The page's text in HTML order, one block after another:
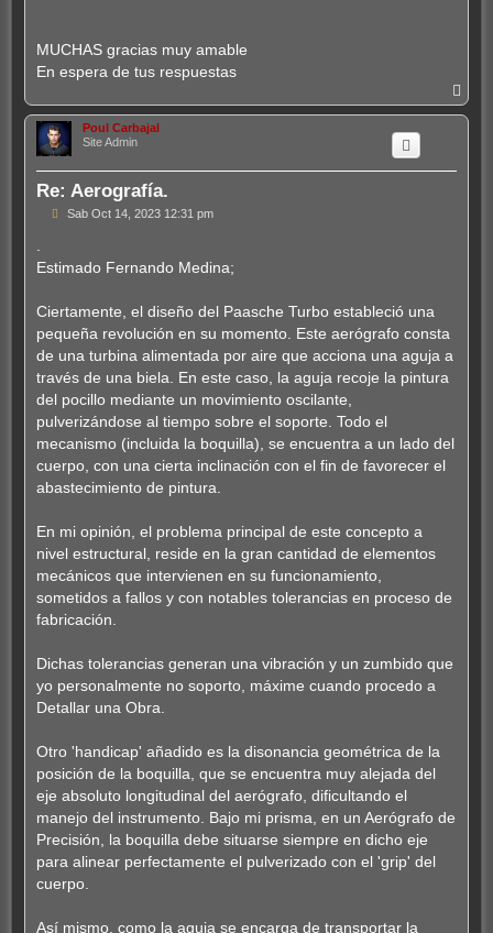
MUCHAS gracias muy amable
En espera de tus respuestas
r
r
Poul Carbajal
Site Admin
Re: Aerografía.
M
a
Sab Oct 14, 2023 12:31 pm
Estimado Fernando Medina;
Ciertamente, el diseño del Paasche Turbo estableció una
pequeña revolución en su momento. Este aerógrafo consta
de una turbina alimentada por aire que acciona una aguja a
través de una biela. En este caso, la aguja recoje la pintura
del pocillo mediante un movimiento oscilante,
pulverizándose al tiempo sobre el soporte. Todo el
mecanismo (incluida la boquilla), se encuentra a un lado del
cuerpo, con una cierta inclinación con el fin de favorecer el
abastecimiento de pintura.
En mi opinión, el problema principal de este concepto a
nivel estructural, reside en la gran cantidad de elementos
mecánicos que intervienen en su funcionamiento,
sometidos a fallos y con notables tolerancias en proceso de
fabricación.
Dichas tolerancias generan una vibración y un zumbido que
yo personalmente no soporto, máxime cuando procedo a
Detallar una Obra.
Otro 'handicap' añadido es la disonancia geométrica de la
posición de la boquilla, que se encuentra muy alejada del
eje absoluto longitudinal del aerógrafo, dificultando el
manejo del instrumento. Bajo mi prisma, en un Aerógrafo de
Precisión, la boquilla debe situarse siempre en dicho eje
para alinear perfectamente el pulverizado con el 'grip' del
cuerpo.
Así mismo, como la aguja se encarga de transportar la